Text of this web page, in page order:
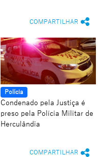
COMPARTILHAR
Polícia
Condenado pela Justiça é
preso pela Polícia Militar de
Herculândia
COMPARTILHAR